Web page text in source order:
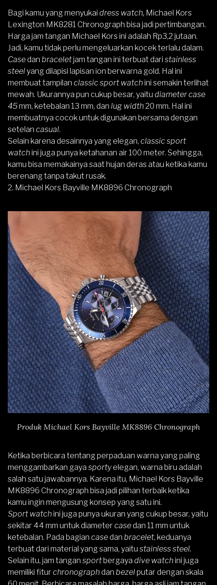
Bagi kamu yang menyukai dress watch, Michael Kors
Lexington MK8281 Chronograph bisa jadi pertimbangan.
Harga jam tangan Michael Kors ini adalah Rp3,2 jutaan.
Jadi, kamu tidak perlu mengeluarkan kocek terlalu dalam.
Casedan braceletjam tangan ini terbuat dari stainless
steelyang dilapisi lapisan ion berwarna gold. Hal ini
membuat tampilan classic sport watchini semakin terlihat
mewah. Ukurannya pun cukup besar, yaitu diameter case
45mm, ketebalan 13 mm, dan lug width20 mm. Hal ini
membuatnya cocok untuk digunakan bersama dengan
setelan casual.
Selain karena desainnya yang elegan, classic sport
watchini juga punya ketahanan air 100 meter. Sehingga,
kamu bisa memakainya saat hujan deras atau ketika kamu
berenang tanpa takut rusak.
2. Michael Kors Bayville MK8896 Chronograph
Produk Michael Kors Bayville MK8896 Chronograph
Ketika berbicara tentang perpaduan warna yang paling
menggambarkan gaya sportyelegan, warna biru adalah
salah satu jawabannya. Karena itu, Michael Kors Bayville
MK8896 Chronograph bisa jadi pilihan terbaik ketika
kamu ingin mengusung konsep yang satu ini.
Sport watchini juga punya ukuran yang cukup besar, yaitu
sekitar 44 mm untuk diameter casedan 11 mm untuk
ketebalan. Pada bagian casedan bracelet, keduanya
terbuat dari material yang sama, yaitu stainless steel.
Selain itu, jam tangan sportbergaya dive watchini juga
memiliki fitur chronographdan bezelputar dengan skala